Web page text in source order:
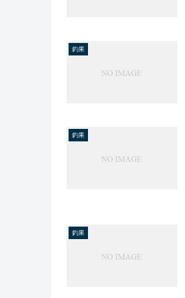
釣果
釣果
釣果